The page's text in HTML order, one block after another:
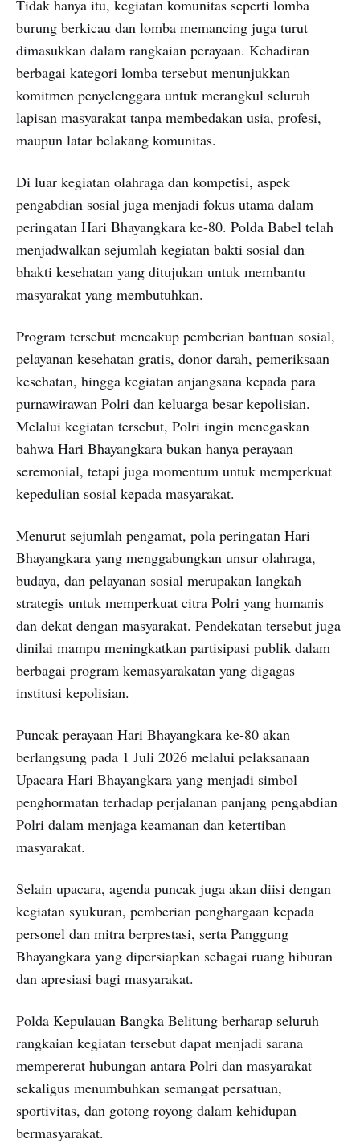
Tidak hanya itu, kegiatan komunitas seperti lomba
burung berkicau dan lomba memancing juga turut
dimasukkan dalam rangkaian perayaan. Kehadiran
berbagai kategori lomba tersebut menunjukkan
komitmen penyelenggara untuk merangkul seluruh
lapisan masyarakat tanpa membedakan usia, profesi,
maupun latar belakang komunitas.
Di luar kegiatan olahraga dan kompetisi, aspek
pengabdian sosial juga menjadi fokus utama dalam
peringatan Hari Bhayangkara ke-80. Polda Babel telah
menjadwalkan sejumlah kegiatan bakti sosial dan
bhakti kesehatan yang ditujukan untuk membantu
masyarakat yang membutuhkan.
Program tersebut mencakup pemberian bantuan sosial,
pelayanan kesehatan gratis, donor darah, pemeriksaan
kesehatan, hingga kegiatan anjangsana kepada para
purnawirawan Polri dan keluarga besar kepolisian.
Melalui kegiatan tersebut, Polri ingin menegaskan
bahwa Hari Bhayangkara bukan hanya perayaan
seremonial, tetapi juga momentum untuk memperkuat
kepedulian sosial kepada masyarakat.
Menurut sejumlah pengamat, pola peringatan Hari
Bhayangkara yang menggabungkan unsur olahraga,
budaya, dan pelayanan sosial merupakan langkah
strategis untuk memperkuat citra Polri yang humanis
dan dekat dengan masyarakat. Pendekatan tersebut juga
dinilai mampu meningkatkan partisipasi publik dalam
berbagai program kemasyarakatan yang digagas
institusi kepolisian.
Puncak perayaan Hari Bhayangkara ke-80 akan
berlangsung pada 1 Juli 2026 melalui pelaksanaan
Upacara Hari Bhayangkara yang menjadi simbol
penghormatan terhadap perjalanan panjang pengabdian
Polri dalam menjaga keamanan dan ketertiban
masyarakat.
Selain upacara, agenda puncak juga akan diisi dengan
kegiatan syukuran, pemberian penghargaan kepada
personel dan mitra berprestasi, serta Panggung
Bhayangkara yang dipersiapkan sebagai ruang hiburan
dan apresiasi bagi masyarakat.
Polda Kepulauan Bangka Belitung berharap seluruh
rangkaian kegiatan tersebut dapat menjadi sarana
mempererat hubungan antara Polri dan masyarakat
sekaligus menumbuhkan semangat persatuan,
sportivitas, dan gotong royong dalam kehidupan
bermasyarakat.